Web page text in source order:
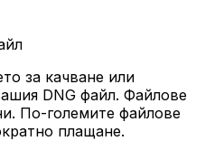
за качване или
DNG файл. Файлове
По-големите файлове
плащане.